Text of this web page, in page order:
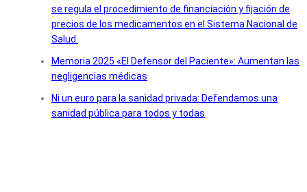
se regula el procedimiento de financiación y fijación de
precios de los medicamentos en el Sistema Nacional de
Salud.
Memoria 2025 «El Defensor del Paciente»: Aumentan las
negligencias médicas
Ni un euro para la sanidad privada: Defendamos una
sanidad pública para todos y todas